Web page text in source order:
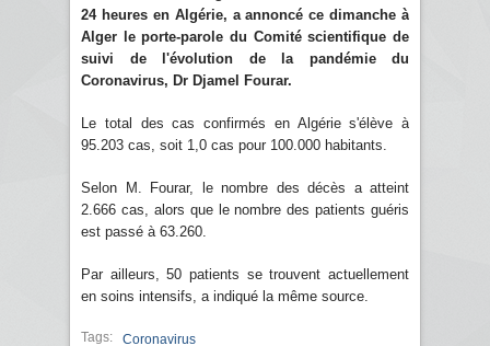
24 heures en Algérie, a annoncé ce dimanche à
Alger le porte-parole du Comité scientifique de
suivi de l'évolution de la pandémie du
Coronavirus, Dr Djamel Fourar.
Le total des cas confirmés en Algérie s'élève à
95.203 cas, soit 1,0 cas pour 100.000 habitants.
Selon M. Fourar, le nombre des décès a atteint
2.666 cas, alors que le nombre des patients guéris
est passé à 63.260.
Par ailleurs, 50 patients se trouvent actuellement
en soins intensifs, a indiqué la même source.
Tags: Coronavirus